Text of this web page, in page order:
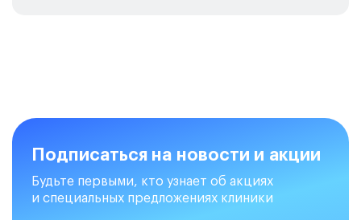
Подписаться на новости и акции
Будьте первыми, кто узнает об акциях
и специальных предложениях клиники